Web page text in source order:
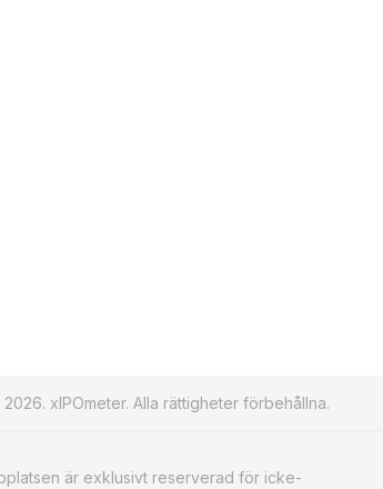
xIPOmeter. Alla rättigheter förbehållna.
är exklusivt reserverad för icke-